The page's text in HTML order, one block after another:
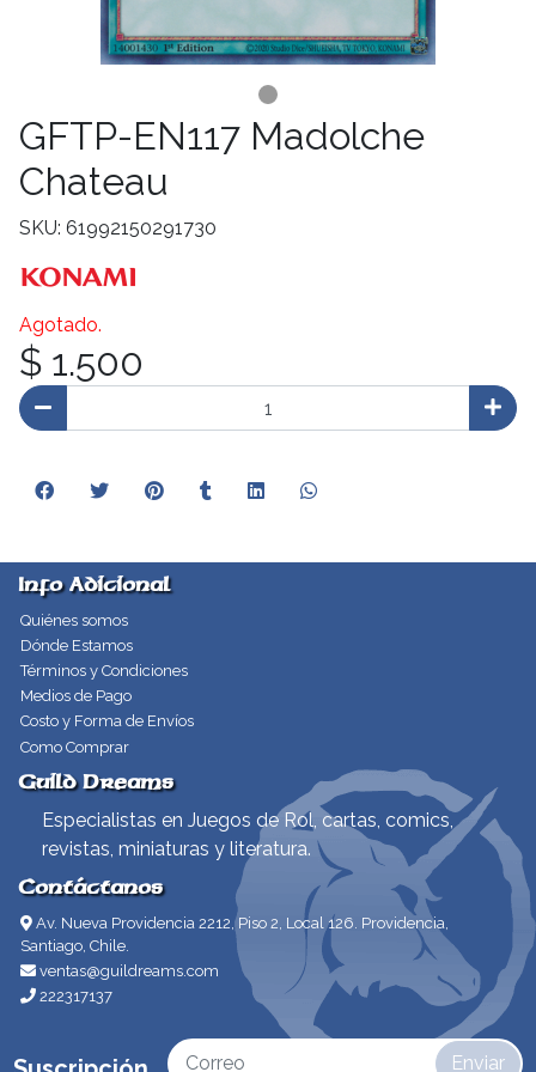
GFTP-EN117 Madolche
Chateau
SKU: 61992150291730
Agotado.
$ 1.500
Info Adicional
Quiénes somos
Dónde Estamos
Términos y Condiciones
Medios de Pago
Costo y Forma de Envíos
Como Comprar
Guild Dreams
Especialistas en Juegos de Rol, cartas, comics,
revistas, miniaturas y literatura.
Contáctanos
Av. Nueva Providencia 2212, Piso 2, Local 126. Providencia,
Santiago, Chile.
ventas@guildreams.com
222317137
Enviar